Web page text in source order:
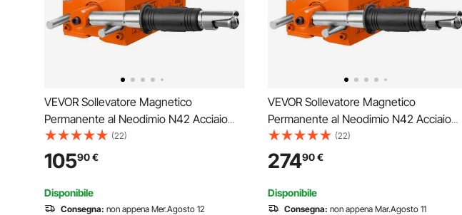
VEVOR Sollevatore Magnetico
Permanente al Neodimio N42 Acciaio
Portata Massima da 400kg Dimensioni
Base 156x91x98 mm, Sollevatore a
Magneti Permanenti Fattore di Sicurezza
2,5 Forza di Trazione 1000kg
(22)
10590€
Disponibile
Consegna: non appena Mer.Agosto 12
VEVOR Sollevatore Magnetico
Permanente al Neodimio N42 Acciaio
Portata Massima da 1000kg Dimensioni
Base 256x133x139 mm, Sollevatore a
Magneti Permanenti Fattore di Sicurezza
2,5 Forza Trazione 2500kg
(22)
27490€
Disponibile
Consegna: non appena Mar.Agosto 11